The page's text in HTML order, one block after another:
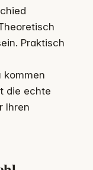
Praktisch
kommen
die echte
Ihren